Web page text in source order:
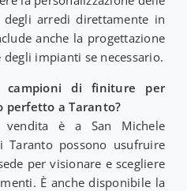
arredi direttamente in
anche la progettazione
impianti se necessario.
di finiture per
perfetto a Taranto?
è a San Michele
possono usufruire
per visionare e scegliere
È anche disponibile la